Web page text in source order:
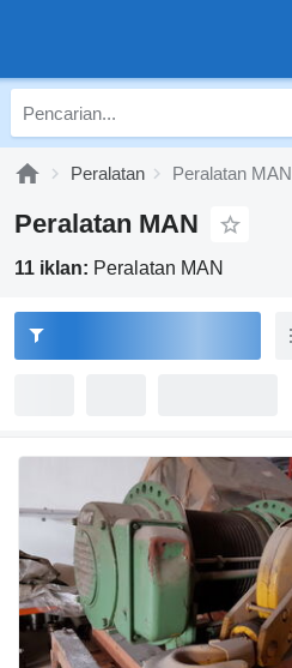
Peralatan Peralatan MAN
Peralatan MAN
11 iklan: Peralatan MAN